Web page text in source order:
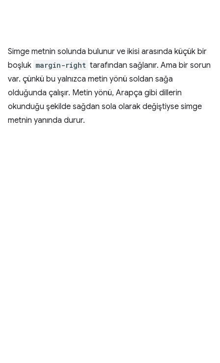
Simge metnin solunda bulunur ve ikisi arasında küçük bir
boşluk margin-right tarafından sağlanır. Ama bir sorun
var. çünkü bu yalnızca metin yönü soldan sağa
olduğunda çalışır. Metin yönü, Arapça gibi dillerin
okunduğu şekilde sağdan sola olarak değiştiyse simge
metnin yanında durur.